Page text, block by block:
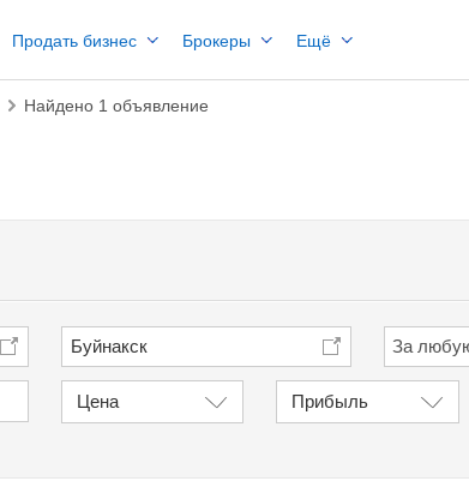
Продать бизнес Брокеры Ещё
Найдено 1 объявление
Буйнакск
Цена Прибыль